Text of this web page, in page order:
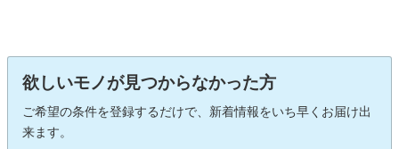
欲しいモノが見つからなかった方
ご希望の条件を登録するだけで、新着情報をいち早くお届け出
来ます。